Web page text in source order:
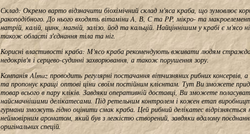
Склад: Окремо варто відзначити біохімічний склад м'яса краба, що зумовлює
ракоподібного. До нього входять вітаміни A, В, С та PP, мікро- та
натрій, калій, цинк, магній, залізо, йод та кальцій. Найціннішим у крабі є м'ясо
також області з'єднання тіла та ніг.
Корисні властивості краба: М'ясо краба рекомендують вживати людям
недокрів'я і серцево-судинні захворювання, а також порушення зору.
Компанія Almaz проводить регулярні постачання вітчизняних рибних
та пропонує кращі оптові ціни своїм постійним клієнтам. Тут Ви зможете
товар всього в пару кліків. Завдяки оперативній доставці, Ви зможете
найсмачнішими делікатесами. Під ретельним контролем і кожен етап
гурмани зможуть гідно оцінити смак краба. Цей рибний делікатес
неймовірним ароматом, який був з легкістю створений, завдяки вдалому
оригінальних спецій.